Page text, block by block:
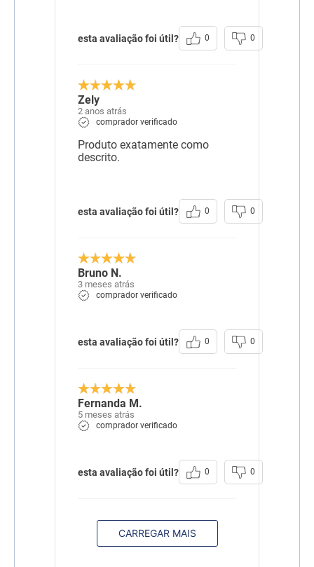
esta avaliação foi útil? 0 0
Zely
2 anos atrás
comprador verificado
Produto exatamente como
descrito.
esta avaliação foi útil? 0 0
Bruno N.
3 meses atrás
comprador verificado
esta avaliação foi útil? 0 0
Fernanda M.
5 meses atrás
comprador verificado
esta avaliação foi útil? 0 0
CARREGAR MAIS